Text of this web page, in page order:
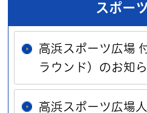
スポー
高浜スポーツ広場
ラウンド）のお知
高浜スポーツ広場